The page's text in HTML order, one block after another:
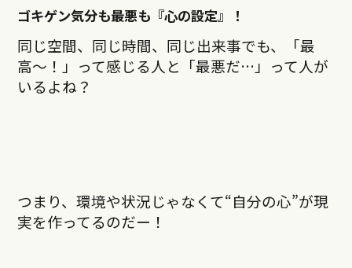
ゴキゲン気分も最悪も『心の設定』！
同じ空間、同じ時間、同じ出来事でも、「最
高〜！」って感じる人と「最悪だ…」って人が
いるよね？
つまり、環境や状況じゃなくて“自分の心”が現
実を作ってるのだー！